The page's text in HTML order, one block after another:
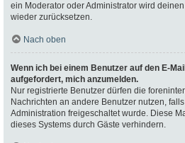
ein Moderator oder Administrator wird
wieder zurücksetzen.
Nach oben
Wenn ich bei einem Benutzer auf den E-
aufgefordert, mich anzumelden.
Nur registrierte Benutzer dürfen die
Nachrichten an andere Benutzer nutzen,
Administration freigeschaltet wurde. Diese
dieses Systems durch Gäste verhindern.